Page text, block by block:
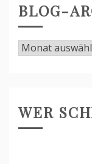
BLOG-
Blog-
WER